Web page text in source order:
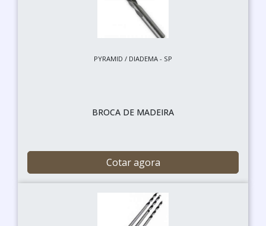
PYRAMID / DIADEMA - SP
BROCA DE MADEIRA
Cotar agora